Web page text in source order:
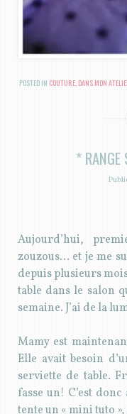
POSTED IN COUTURE DANS MON
* RANGE
Aujourd’hui,
zouzous… et je me
depuis plusieurs
table dans le salon
semaine. J’ai de la
Mamy est
Elle avait besoin
serviette de table.
fasse un! C’est
tente un « mini tuto